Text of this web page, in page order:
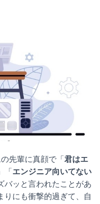
先輩に真顔で「 君はエ
」「 エンジニア向いてない
バッと言われたことがあ
りにも衝撃的過ぎて、自